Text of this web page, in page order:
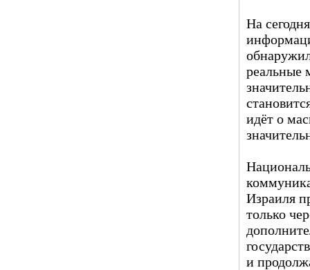
На
реальные
идёт о
Израиля
только
и